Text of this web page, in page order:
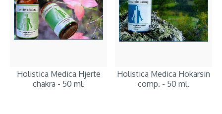
Holistica Medica Hjerte
chakra - 50 ml.
Holistica Medica Hokarsin
comp. - 50 ml.